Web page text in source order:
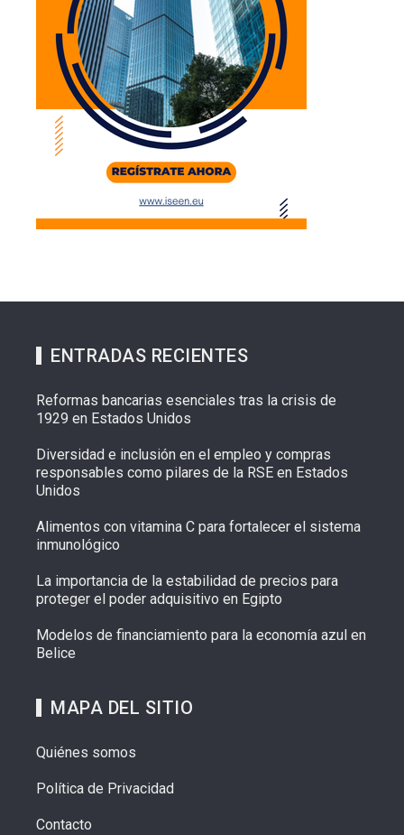
ENTRADAS RECIENTES
Reformas bancarias esenciales tras la crisis de
1929 en Estados Unidos
Diversidad e inclusión en el empleo y compras
responsables como pilares de la RSE en Estados
Unidos
Alimentos con vitamina C para fortalecer el sistema
inmunológico
La importancia de la estabilidad de precios para
proteger el poder adquisitivo en Egipto
Modelos de financiamiento para la economía azul en
Belice
MAPA DEL SITIO
Quiénes somos
Política de Privacidad
Contacto